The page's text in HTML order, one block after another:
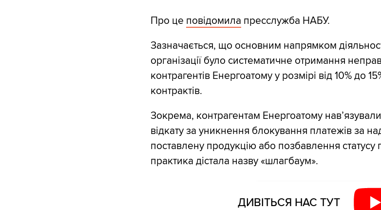
Про це повідомила пресслужба НАБУ.
Зазначається, що основним напрямком
організації було систематичне отримання
контрагентів Енергоатому у розмірі від 10% до
контрактів.
Зокрема, контрагентам Енергоатому
відкату за уникнення блокування платежів за
поставлену продукцію або позбавлення статусу
практика дістала назву «шлагбаум».
ДИВІТЬСЯ НАС ТУТ